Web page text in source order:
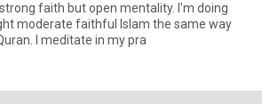
faith but open mentality. I'm doing
moderate faithful Islam the same way
I meditate in my pra